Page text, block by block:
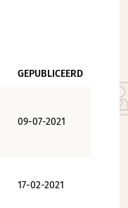
GEPUBLICEERD
09-07-2021
17-02-2021